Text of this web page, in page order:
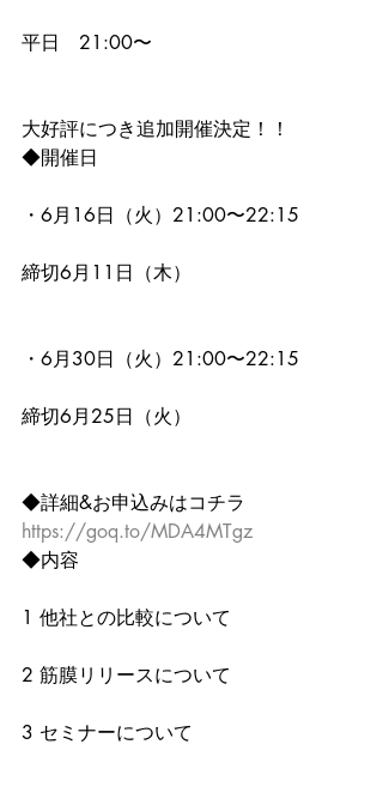
平日　21:00〜
大好評につき追加開催決定！！
◆開催日
・6月16日（火）21:00〜22:15
締切6月11日（木）
・6月30日（火）21:00〜22:15
締切6月25日（火）
◆詳細&お申込みはコチラ
https://goq.to/MDA4MTgz
◆内容
1 他社との比較について
2 筋膜リリースについて
3 セミナーについて